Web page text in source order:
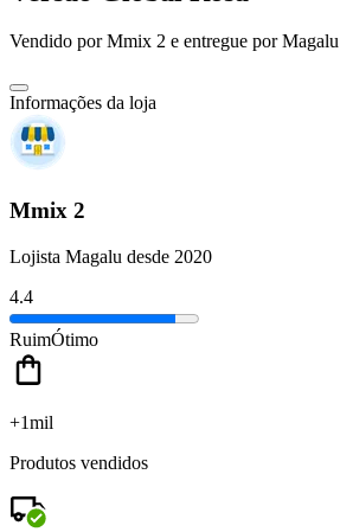
Vendido porMmix 2 e entregue por Magalu
Informações da loja
Mmix 2
Lojista Magalu desde 2020
4.4
RuimÓtimo
+1mil
Produtos vendidos